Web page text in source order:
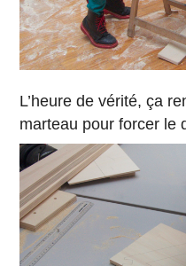
L’heure de vérité, ça
marteau pour forcer le